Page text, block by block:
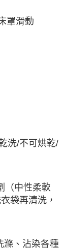
罩滑動
洗/不可烘乾/
（中性柔軟
袋再清洗，
滌、沾染各種